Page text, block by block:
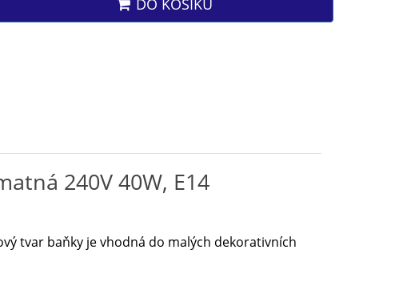
240V 40W, E14
tvar baňky je vhodná do malých dekorativních